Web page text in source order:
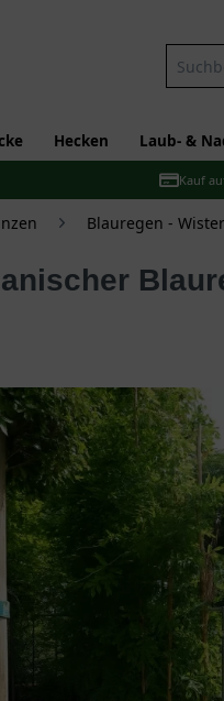
Hecken Laub- &
Kauf
Blauregen -